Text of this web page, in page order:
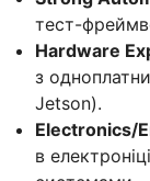
тест-
Hardware
з
Jetson).
Electronics/
в